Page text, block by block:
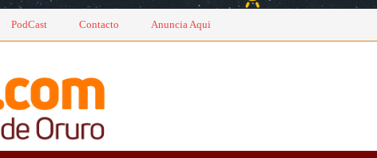
PodCast Contacto Anuncia Aqui